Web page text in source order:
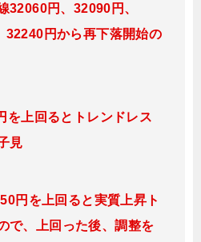
32060円、32090円、
32240円から再下落開始の
を上回るとトレンドレス
見
円を上回ると実質上昇ト
で、上回った後、調整を